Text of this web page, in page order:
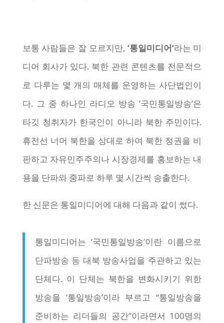
보통 사람들은 잘 모르지만, ‘통일미디어’라는 미
디어 회사가 있다. 북한 관련 콘텐츠를 전문적으
로 다루는 몇 개의 매체를 운영하는 사단법인이
다. 그 중 하나인 라디오 방송 ‘국민통일방송’은
타깃 청취자가 한국인이 아니라 북한 주민이다.
휴전선 너머 북한을 상대로 하여 북한 정권을 비
판하고 자유민주주의나 시장경제를 홍보하는 내
용을 단파와 중파로 하루 몇 시간씩 송출한다.
한 신문은 통일미디어에 대해 다음과 같이 썼다.
통일미디어는 ‘국민통일방송’이란 이름으로
단파방송 등 대북 방송사업을 주관하고 있는
단체다. 이 단체는 북한을 변화시키기 위한
방송을 ‘통일방송’이라 부르고 “통일방송을
준비하는 리더들의 공간”이라면서 100명의